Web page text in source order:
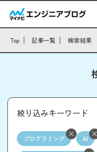
Top 記事一覧 検索結果
絞り込みキーワード
プログラミング AI